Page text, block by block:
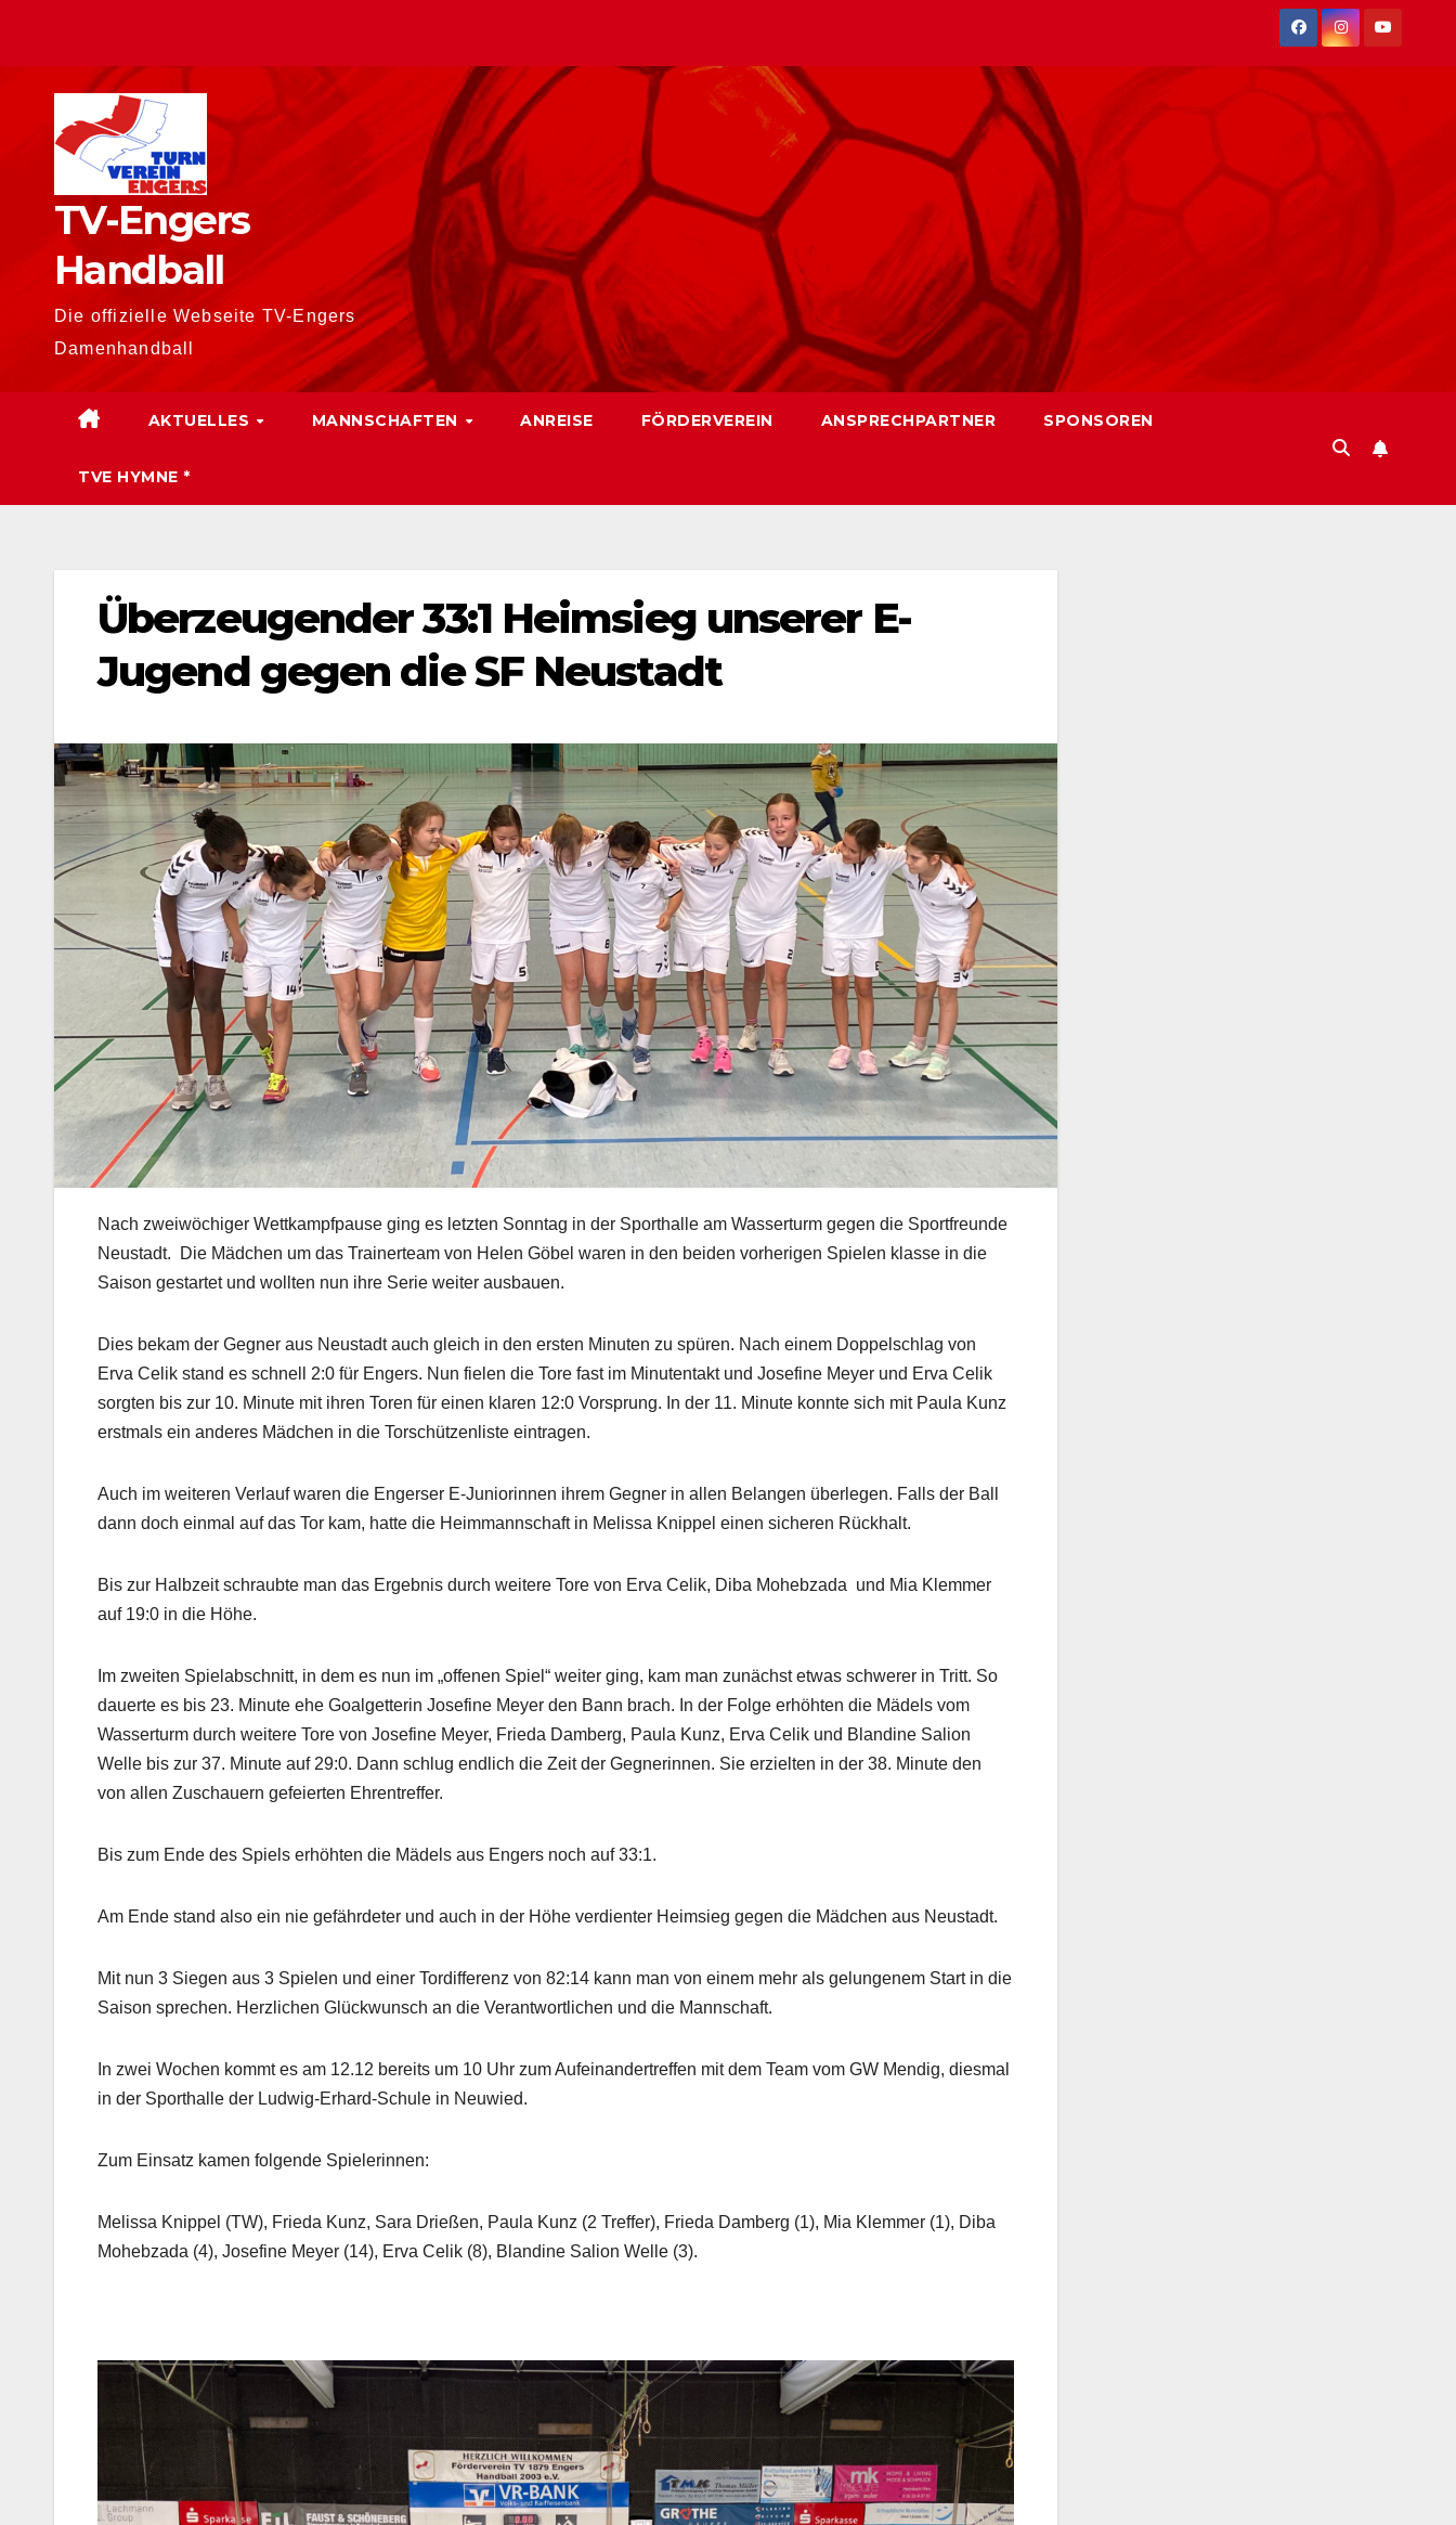
TV-Engers
Handball
Die offizielle Webseite TV-Engers
Damenhandball
AKTUELLES MANNSCHAFTEN ANREISE FÖRDERVEREIN ANSPRECHPARTNER SPONSOREN
TVE HYMNE *
Überzeugender 33:1 Heimsieg unserer E-
Jugend gegen die SF Neustadt
Nach zweiwöchiger Wettkampfpause ging es letzten Sonntag in der Sporthalle am Wasserturm gegen die Sportfreunde
Neustadt.
Die Mädchen um das Trainerteam von Helen Göbel waren in den beiden vorherigen Spielen klasse in die
Saison gestartet und wollten nun ihre Serie weiter ausbauen.
Dies bekam der Gegner aus Neustadt auch gleich in den ersten Minuten zu spüren. Nach einem Doppelschlag von
Erva Celik stand es schnell 2:0 für Engers. Nun fielen die Tore fast im Minutentakt und Josefine Meyer und Erva Celik
sorgten bis zur 10. Minute mit ihren Toren für einen klaren 12:0 Vorsprung. In der 11. Minute konnte sich mit Paula Kunz
erstmals ein anderes Mädchen in die Torschützenliste eintragen.
Auch im weiteren Verlauf waren die Engerser E-Juniorinnen ihrem Gegner in allen Belangen überlegen. Falls der Ball
dann doch einmal auf das Tor kam, hatte die Heimmannschaft in Melissa Knippel einen sicheren Rückhalt.
Bis zur Halbzeit schraubte man das Ergebnis durch weitere Tore von Erva Celik, Diba Mohebzada und Mia Klemmer
auf 19:0 in die Höhe.
Im zweiten Spielabschnitt, in dem es nun im „offenen Spiel“ weiter ging, kam man zunächst etwas schwerer in Tritt. So
dauerte es bis 23. Minute ehe Goalgetterin Josefine Meyer den Bann brach. In der Folge erhöhten die Mädels vom
Wasserturm durch weitere Tore von Josefine Meyer, Frieda Damberg, Paula Kunz, Erva Celik und Blandine Salion
Welle bis zur 37. Minute auf 29:0. Dann schlug endlich die Zeit der Gegnerinnen. Sie erzielten in der 38. Minute den
von allen Zuschauern gefeierten Ehrentreffer.
Bis zum Ende des Spiels erhöhten die Mädels aus Engers noch auf 33:1.
Am Ende stand also ein nie gefährdeter und auch in der Höhe verdienter Heimsieg gegen die Mädchen aus Neustadt.
Mit nun 3 Siegen aus 3 Spielen und einer Tordifferenz von 82:14 kann man von einem mehr als gelungenem Start in die
Saison sprechen. Herzlichen Glückwunsch an die Verantwortlichen und die Mannschaft.
In zwei Wochen kommt es am 12.12 bereits um 10 Uhr zum Aufeinandertreffen mit dem Team vom GW Mendig, diesmal
in der Sporthalle der Ludwig-Erhard-Schule in Neuwied.
Zum Einsatz kamen folgende Spielerinnen:
Melissa Knippel (TW), Frieda Kunz, Sara Drießen, Paula Kunz (2 Treffer), Frieda Damberg (1), Mia Klemmer (1), Diba
Mohebzada (4), Josefine Meyer (14), Erva Celik (8), Blandine Salion Welle (3).